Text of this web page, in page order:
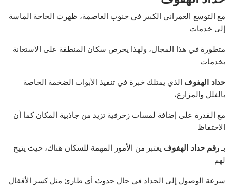
مع التوسع العمراني الكبير في جنوب العاصمة، ظهرت الحاجة الماسة
إلى خدمات
متطورة في هذا المجال، ولهذا يحرص سكان المنطقة على الاستعانة
بخدمات
حداد الهفوف الذي يمتلك خبرة في تنفيذ الأبواب الضخمة الخاصة
بالفلل والمزارع،
مع القدرة على إضافة لمسات زخرفية تزيد من جاذبية المكان كما أن
الاحتفاظ
بـرقم حداد الهفوف يعتبر من الأمور المهمة للسكان هناك، حيث يتيح
لهم
سرعة الوصول إلى الحداد في حال حدوث أي طارئ مثل كسر الأقفال